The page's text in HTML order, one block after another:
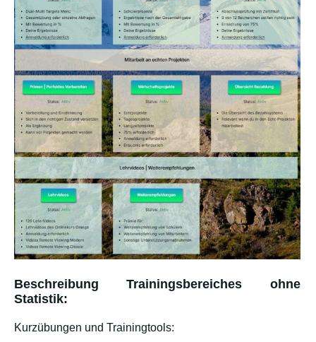
Beschreibung Trainingsbereiches ohne
Statistik:
Kurzübungen und Trainingtools: